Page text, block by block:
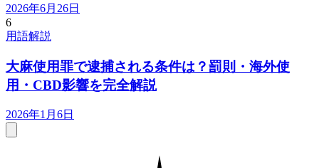
2026年6月26日
6
用語解説
大麻使用罪で逮捕される条件は？罰則・海外使
用・CBD影響を完全解説
2026年1月6日